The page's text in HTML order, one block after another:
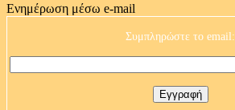
Ενημέρωση μέσω e-mail
Συμπληρώστε το email: